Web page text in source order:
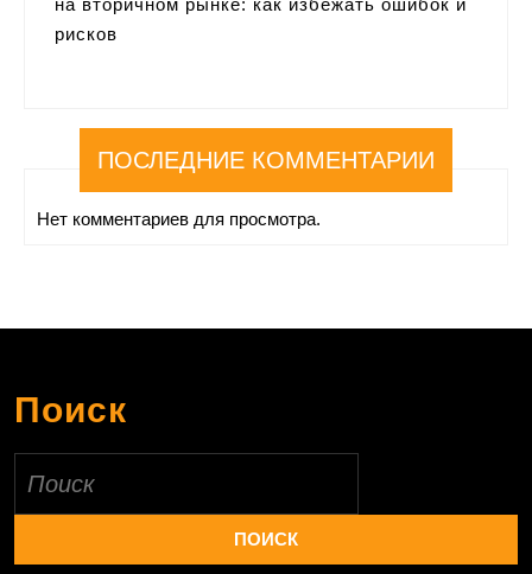
на вторичном рынке: как избежать ошибок и
рисков
ПОСЛЕДНИЕ КОММЕНТАРИИ
Нет комментариев для просмотра.
Поиск